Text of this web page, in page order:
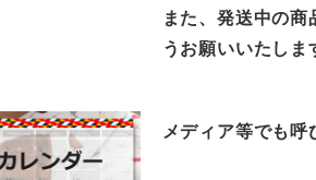
また、発送中の
うお願いいたしま
メディア等でも呼